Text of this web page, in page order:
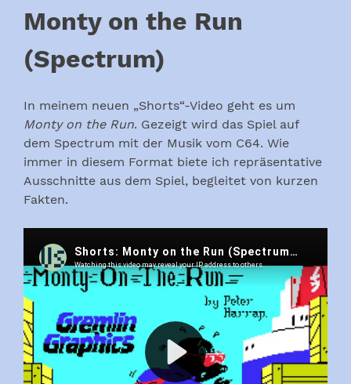
Monty on the Run
(Spectrum)
In meinem neuen „Shorts“-Video geht es um
Monty on the Run. Gezeigt wird das Spiel auf
dem Spectrum mit der Musik vom C64. Wie
immer in diesem Format biete ich repräsentative
Ausschnitte aus dem Spiel, begleitet von kurzen
Fakten.